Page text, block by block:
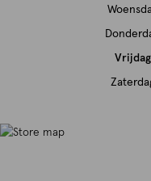
Vrijdag